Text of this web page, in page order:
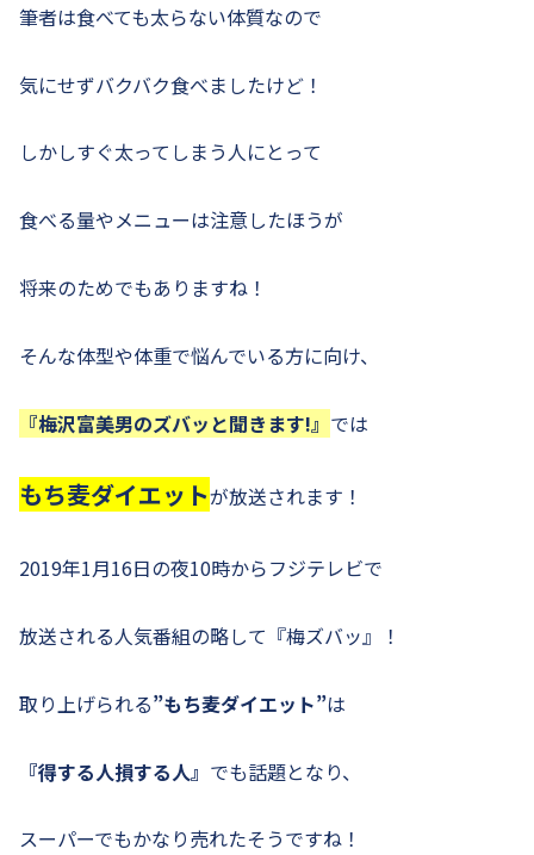
筆者は食べても太らない体質なので
気にせずバクバク食べましたけど！
しかしすぐ太ってしまう人にとって
食べる量やメニューは注意したほうが
将来のためでもありますね！
そんな体型や体重で悩んでいる方に向け、
『梅沢富美男のズバッと聞きます!』 では
もち麦ダイエットが放送されます！
2019年1月16日の夜10時からフジテレビで
放送される人気番組の略して『梅ズバッ』！
取り上げられる”もち麦ダイエット”は
『得する人損する人』 でも話題となり、
スーパーでもかなり売れたそうですね！